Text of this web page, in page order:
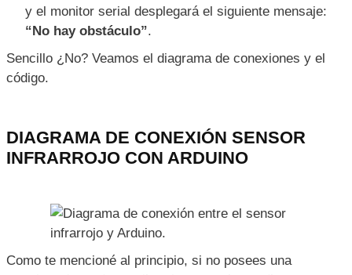
y el monitor serial desplegará el siguiente mensaje:
“No hay obstáculo”.
Sencillo ¿No? Veamos el diagrama de conexiones y el
código.
DIAGRAMA DE CONEXIÓN SENSOR
INFRARROJO CON ARDUINO
Como te mencioné al principio, si no posees una